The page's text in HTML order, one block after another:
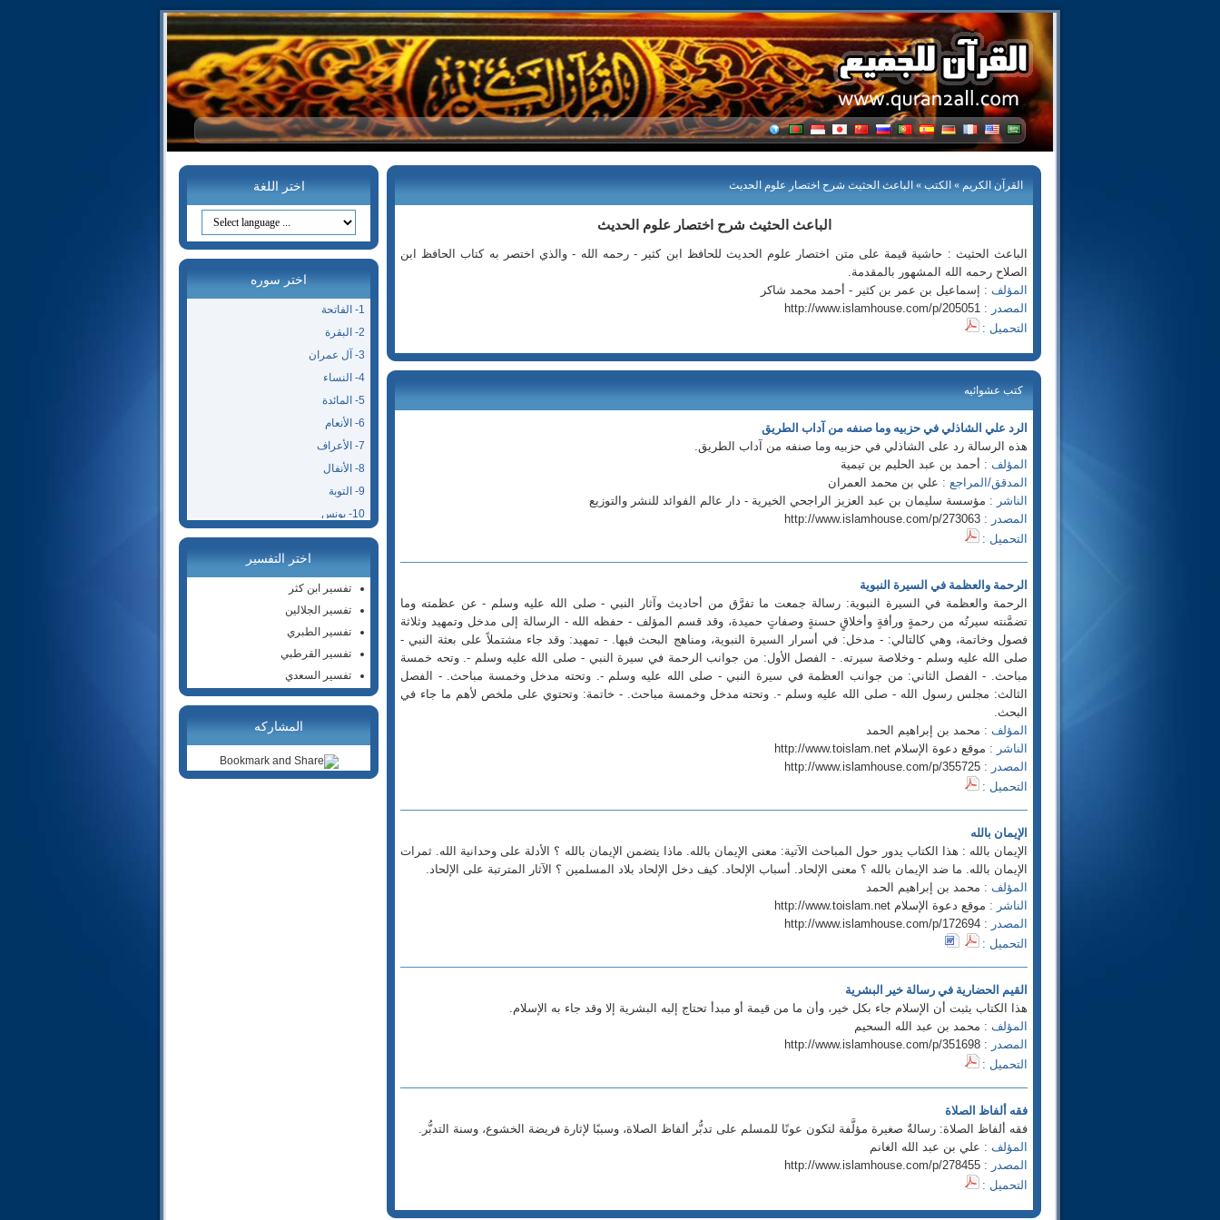
القرآن الكريم » الكتب » الباعث الحثيث شرح اختصار علوم الحديث
الباعث الحثيث شرح اختصار علوم الحديث
الباعث الحثيث : حاشية قيمة على متن اختصار علوم الحديث للحافظ ابن كثير - رحمه الله - والذي اختصر به كتاب الحافظ ابن
الصلاح رحمه الله المشهور بالمقدمة.
المؤلف : إسماعيل بن عمر بن كثير - أحمد محمد شاكر
المصدر : http://www.islamhouse.com/p/205051
التحميل :
كتب عشوائيه
الرد علي الشاذلي في حزبيه وما صنفه من آداب الطريق
هذه الرسالة رد على الشاذلي في حزبيه وما صنفه من آداب الطريق.
المؤلف : أحمد بن عبد الحليم بن تيمية
المدقق/المراجع : علي بن محمد العمران
الناشر : مؤسسة سليمان بن عبد العزيز الراجحي الخيرية - دار عالم الفوائد للنشر والتوزيع
المصدر : http://www.islamhouse.com/p/273063
التحميل :
الرحمة والعظمة في السيرة النبوية
الرحمة والعظمة في السيرة النبوية: رسالة جمعت ما تفرَّق من أحاديث وآثار النبي - صلى الله عليه وسلم - عن عظمته وما
تضمَّنته سيرتُه من رحمةٍ ورأفةٍ وأخلاقٍ حسنةٍ وصفاتٍ حميدة، وقد قسم المؤلف - حفظه الله - الرسالة إلى مدخل وتمهيد وثلاثة
فصول وخاتمة، وهي كالتالي: - مدخل: في أسرار السيرة النبوية، ومناهج البحث فيها. - تمهيد: وقد جاء مشتملاً على بعثة النبي -
صلى الله عليه وسلم - وخلاصة سيرته. - الفصل الأول: من جوانب الرحمة في سيرة النبي - صلى الله عليه وسلم -. وتحه خمسة
مباحث. - الفصل الثاني: من جوانب العظمة في سيرة النبي - صلى الله عليه وسلم -. وتحته مدخل وخمسة مباحث. - الفصل
الثالث: مجلس رسول الله - صلى الله عليه وسلم -. وتحته مدخل وخمسة مباحث. - خاتمة: وتحتوي على ملخص لأهم ما جاء في
البحث.
المؤلف : محمد بن إبراهيم الحمد
الناشر : موقع دعوة الإسلام http://www.toislam.net
المصدر : http://www.islamhouse.com/p/355725
التحميل :
الإيمان بالله
الإيمان بالله : هذا الكتاب يدور حول المباحث الآتية: معنى الإيمان بالله. ماذا يتضمن الإيمان بالله ؟ الأدلة على وحدانية الله. ثمرات
الإيمان بالله. ما ضد الإيمان بالله ؟ معنى الإلحاد. أسباب الإلحاد. كيف دخل الإلحاد بلاد المسلمين ؟ الآثار المترتبة على الإلحاد.
المؤلف : محمد بن إبراهيم الحمد
الناشر : موقع دعوة الإسلام http://www.toislam.net
المصدر : http://www.islamhouse.com/p/172694
التحميل :
القيم الحضارية في رسالة خير البشرية
هذا الكتاب يثبت أن الإسلام جاء بكل خير، وأن ما من قيمة أو مبدأ تحتاج إليه البشرية إلا وقد جاء به الإسلام.
المؤلف : محمد بن عبد الله السحيم
المصدر : http://www.islamhouse.com/p/351698
التحميل :
فقه ألفاظ الصلاة
فقه ألفاظ الصلاة: رسالةٌ صغيرة مؤلَّفة لتكون عونًا للمسلم على تدبُّر ألفاظ الصلاة، وسببًا لإثارة فريضة الخشوع، وسنة التدبُّر.
المؤلف : علي بن عبد الله الغانم
المصدر : http://www.islamhouse.com/p/278455
التحميل :
اختر اللغة
اختر سوره
1- الفاتحة
2- البقرة
3- آل عمران
4- النساء
5- المائدة
6- الأنعام
7- الأعراف
8- الأنفال
9- التوبة
10- يونس
11- هود
16- النحل
17- الإسراء
18- الكهف
اختر التفسير
تفسير ابن كثر
تفسير الجلالين
تفسير الطبري
تفسير القرطبي
تفسير السعدي
المشاركه